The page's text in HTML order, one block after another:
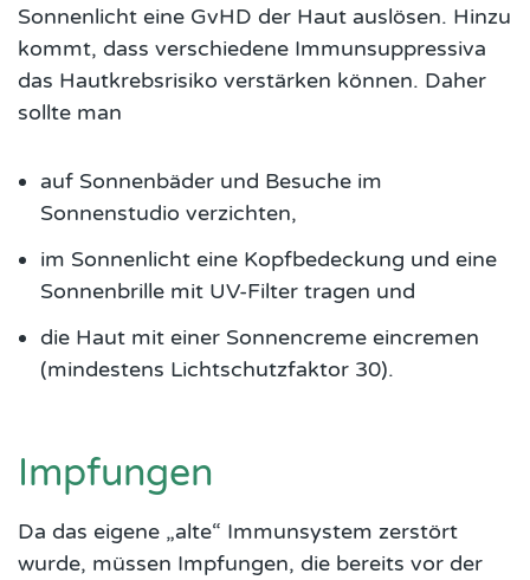
Sonnenlicht eine GvHD der Haut auslösen. Hinzu
kommt, dass verschiedene Immunsuppressiva
das Hautkrebsrisiko verstärken können. Daher
sollte man
auf Sonnenbäder und Besuche im
Sonnenstudio verzichten,
im Sonnenlicht eine Kopfbedeckung und eine
Sonnenbrille mit UV-Filter tragen und
die Haut mit einer Sonnencreme eincremen
(mindestens Lichtschutzfaktor 30).
Impfungen
Da das eigene „alte“ Immunsystem zerstört
wurde, müssen Impfungen, die bereits vor der